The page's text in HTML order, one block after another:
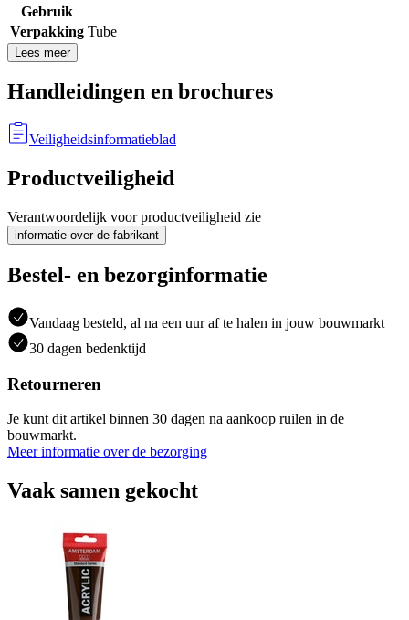
Gebruik
Verpakking Tube
Lees meer
Handleidingen en brochures
Veiligheidsinformatieblad
Productveiligheid
Verantwoordelijk voor productveiligheid zie
informatie over de fabrikant
Bestel- en bezorginformatie
Vandaag besteld, al na een uur af te halen in jouw bouwmarkt
30 dagen bedenktijd
Retourneren
Je kunt dit artikel binnen 30 dagen na aankoop ruilen in de
bouwmarkt.
Meer informatie over de bezorging
Vaak samen gekocht